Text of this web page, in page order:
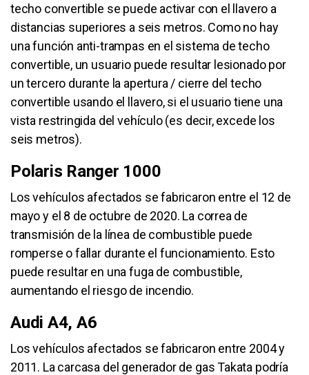
techo convertible se puede activar con el llavero a
distancias superiores a seis metros. Como no hay
una función anti-trampas en el sistema de techo
convertible, un usuario puede resultar lesionado por
un tercero durante la apertura / cierre del techo
convertible usando el llavero, si el usuario tiene una
vista restringida del vehículo (es decir, excede los
seis metros).
Polaris Ranger 1000
Los vehículos afectados se fabricaron entre el 12 de
mayo y el 8 de octubre de 2020. La correa de
transmisión de la línea de combustible puede
romperse o fallar durante el funcionamiento. Esto
puede resultar en una fuga de combustible,
aumentando el riesgo de incendio.
Audi A4, A6
Los vehículos afectados se fabricaron entre 2004 y
2011. La carcasa del generador de gas Takata podría